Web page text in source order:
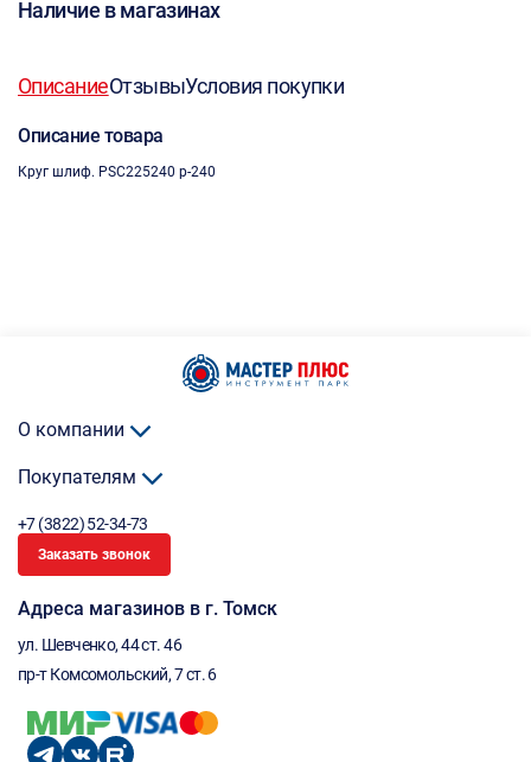
Наличие в магазинах
ОписаниеОтзывыУсловия покупки
Описание товара
Круг шлиф. PSC225240 p-240
О компании
Покупателям
+7 (3822) 52-34-73
Заказать звонок
Адреса магазинов в г. Томск
ул. Шевченко, 44 ст. 46
пр-т Комсомольский, 7 ст. 6